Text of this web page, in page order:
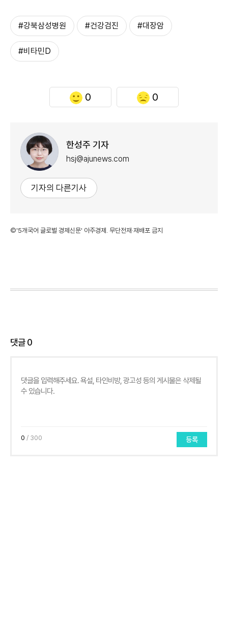
#강북삼성병원 #건강검진 #대장암
#비타민D
0 0
한성주 기자
hsj@ajunews.com
기자의 다른기사
©'5개국어 글로벌 경제신문' 아주경제. 무단전재·재배포 금지
댓글0
0 / 300 등록